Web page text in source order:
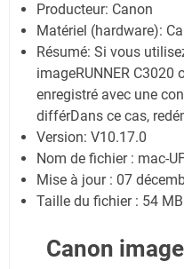
Producteur: Canon
Matériel (hardware):
Résumé: Si vous
imageRUNNER C3020
enregistré avec une
différDans ce cas,
Version: V10.17.0
Nom de fichier : mac-
Mise à jour : 07
Taille du fichier : 54 MB
Canon